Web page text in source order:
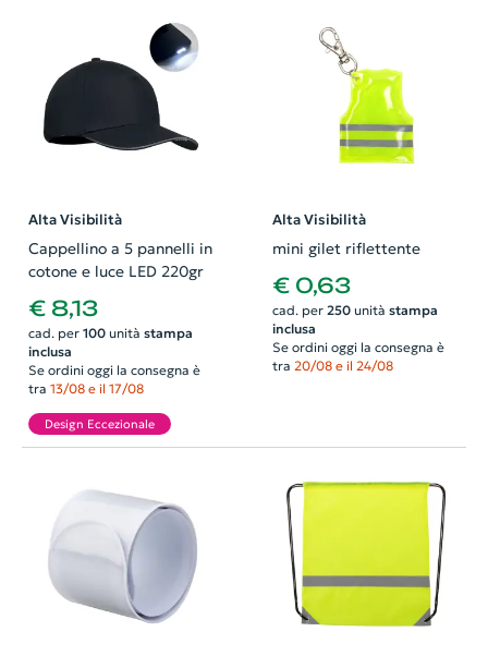
Alta Visibilità
Cappellino a 5 pannelli in
cotone e luce LED 220gr
€ 8,13
cad. per 100unità stampa
inclusa
Se ordini oggi la consegna è
tra 13/08 e il 17/08
Design Eccezionale
Alta Visibilità
mini gilet riflettente
€ 0,63
cad. per 250unità stampa
inclusa
Se ordini oggi la consegna è
tra 20/08 e il 24/08